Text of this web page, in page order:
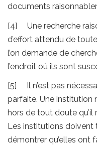
documents
[4] Une recherche
d’effort attendu de
l’on demande de
l’endroit où ils sont
[5] Il n’est pas
parfaite. Une institution
hors de tout doute qu’il
Les institutions doivent
démontrer qu’elles ont